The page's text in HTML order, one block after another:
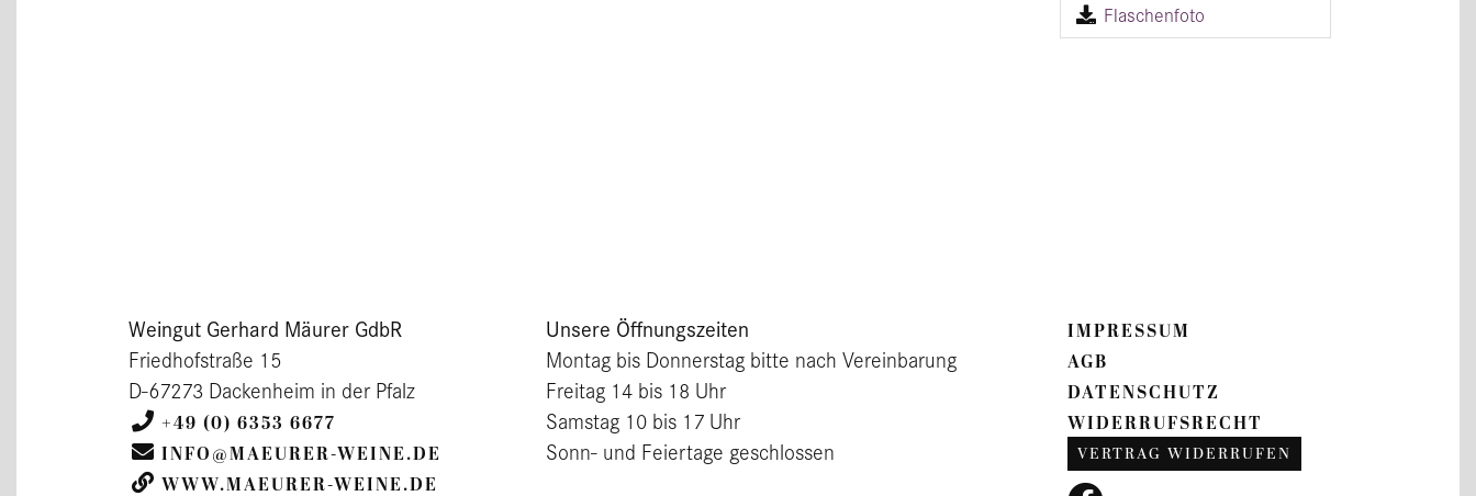
Flaschenfoto
Weingut Gerhard Mäurer GdbR
Friedhofstraße 15
D-67273 Dackenheim in der Pfalz
+49 (0) 6353 6677
INFO@MAEURER-WEINE.DE
WWW.MAEURER-WEINE.DE
Unsere Öffnungszeiten
Montag bis Donnerstag bitte nach Vereinbarung
Freitag 14 bis 18 Uhr
Samstag 10 bis 17 Uhr
Sonn- und Feiertage geschlossen
IMPRESSUM
AGB
DATENSCHUTZ
WIDERRUFSRECHT
VERTRAG WIDERRUFEN